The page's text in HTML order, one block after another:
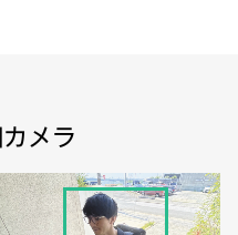
メラ